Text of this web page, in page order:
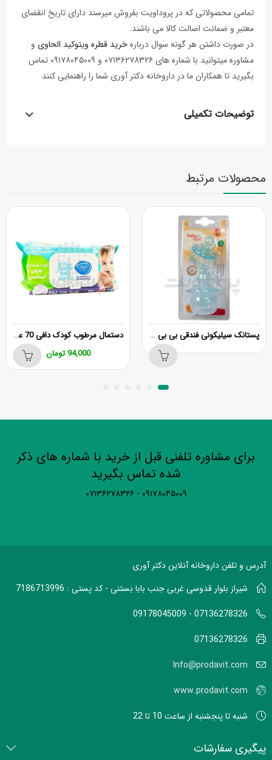
تمامی محصولاتی که در پروداویت بفروش میرسند دارای تاریخ انقضای
معتبر و ضمانت اصالت کالا می باشند.
در صورت داشتن هر گونه سوال دربارهخرید قطره ویتوکید الحاوی و
مشاوره میتوانید با شماره های ۰۷۱۳۶۲۷۸۳۲۶ و ۰۹۱۷۸۰۴۵۰۰۹ تماس
بگیرید تا همکاران ما در داروخانه دکتر آوری شما را راهنمایی کنند
توضیحات تکمیلی
محصولات مرتبط
پستانک سیلیکونی فندقی بی بی لند کد 367 دستمال مرطوب کودک دافی 70 عددی
94,000 تومان
برای مشاوره تلفنی قبل از خرید با شماره های ذکر
شده تماس بگیرید
۰۹۱۷۸۰۴۵۰۰۹ - ۰۷۱۳۶۲۷۸۳۲۶
آدرس و تلفن داروخانه آنلاین دکتر آوری
شیراز بلوار قدوسی غربی جنب بابا بستنی - کد پستی : 7186713996
07136278326 - 09178045009
07136278326
Info@prodavit.com
www.prodavit.com
شنبه تا پنجشنبه از ساعت 10 تا 22
پیگیری سفارشات